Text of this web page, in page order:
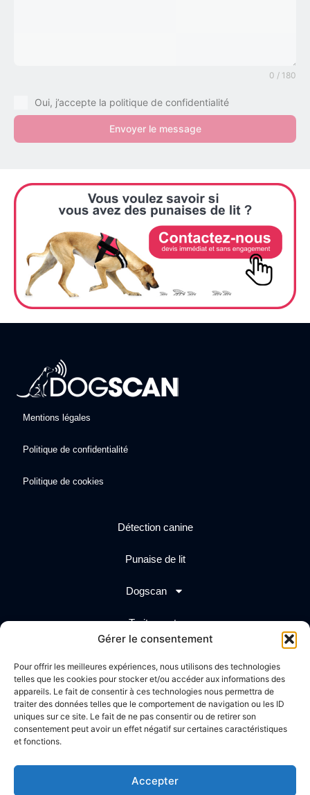
Gérer le consentement
Pour offrir les meilleures expériences, nous utilisons des technologies
telles que les cookies pour stocker et/ou accéder aux informations des
appareils. Le fait de consentir à ces technologies nous permettra de
traiter des données telles que le comportement de navigation ou les ID
uniques sur ce site. Le fait de ne pas consentir ou de retirer son
consentement peut avoir un effet négatif sur certaines caractéristiques
et fonctions.
Accepter
0 / 180
Oui, j’accepte la politique de confidentialité
Envoyer le message
Mentions légales
Politique de confidentialité
Politique de cookies
Détection canine
Punaise de lit
Dogscan
Traitements
Propulsé par Création graphique